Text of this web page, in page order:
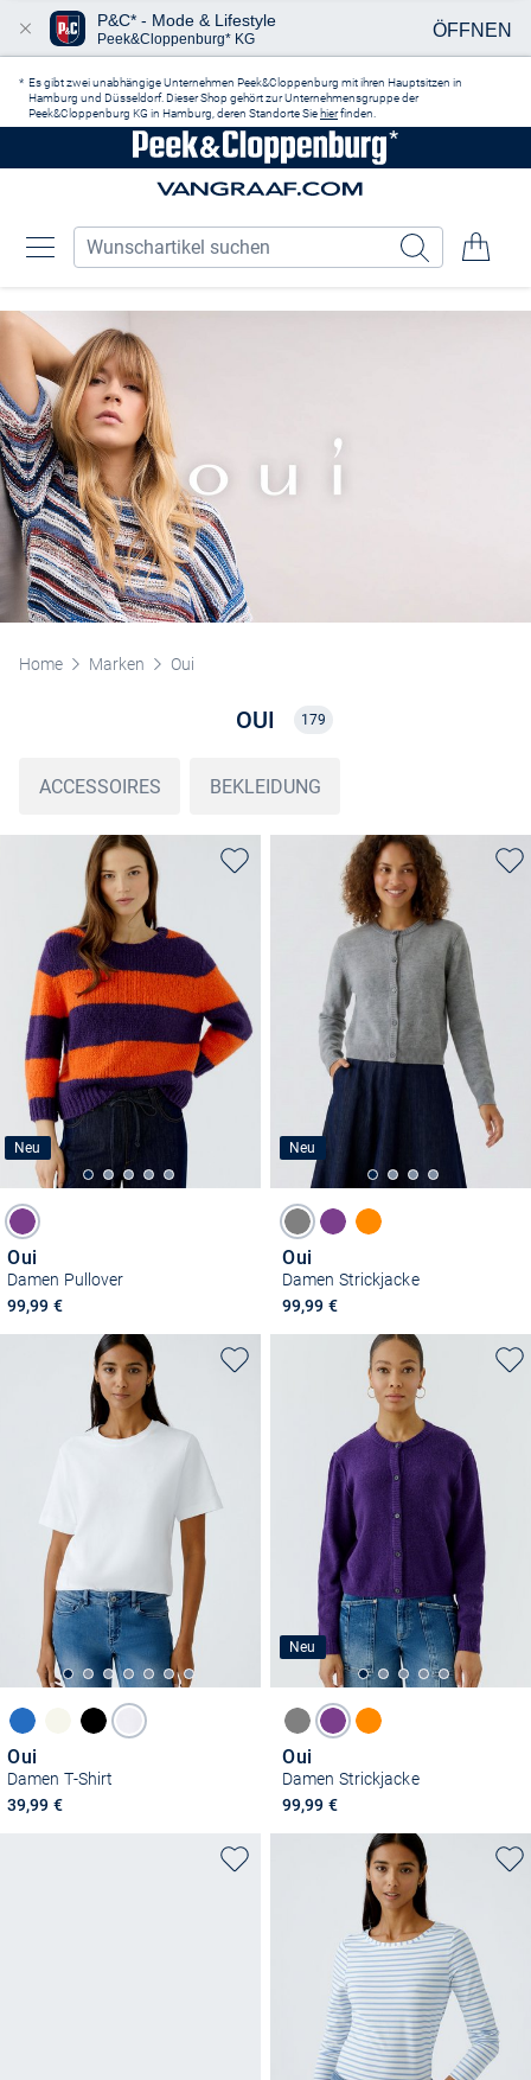
Es gibt zwei unabhängige Unternehmen Peek&Cloppenburg mit ihren Hauptsitzen in
Hamburg und Düsseldorf. Dieser Shop gehört zur Unternehmensgruppe der
Peek&Cloppenburg KG in Hamburg, deren Standorte Sie hierfinden.
Home Marken Oui
OUI 179
ACCESSOIRES BEKLEIDUNG
Neu
Oui
Damen Pullover
99,99 €
Neu
Oui
Damen Strickjacke
99,99 €
Oui
Damen T-Shirt
39,99 €
Neu
Oui
Damen Strickjacke
99,99 €
P&C* - Mode & Lifestyle
Peek&Cloppenburg* KG ÖFFNEN